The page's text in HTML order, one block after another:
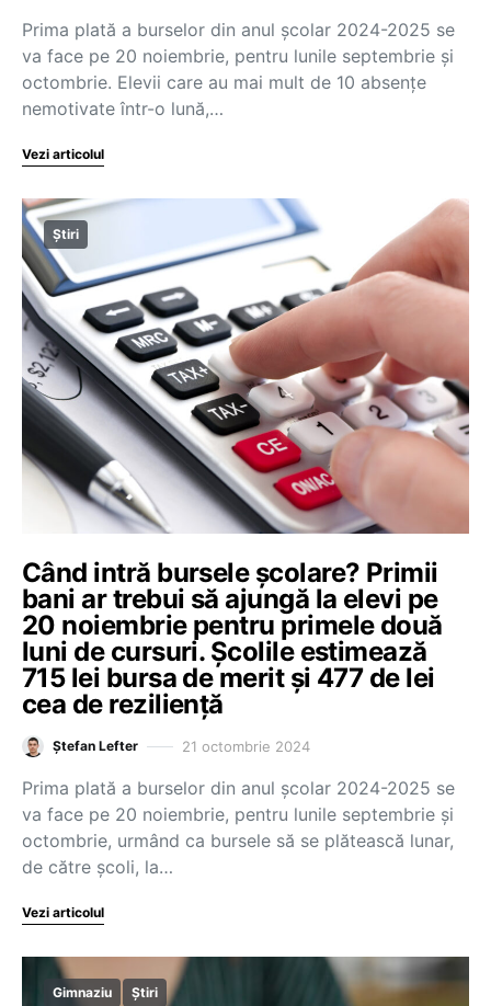
Prima plată a burselor din anul școlar 2024-2025 se
va face pe 20 noiembrie, pentru lunile septembrie și
octombrie. Elevii care au mai mult de 10 absențe
nemotivate într-o lună,…
Vezi articolul
Știri
Când intră bursele școlare? Primii
bani ar trebui să ajungă la elevi pe
20 noiembrie pentru primele două
luni de cursuri. Școlile estimează
715 lei bursa de merit și 477 de lei
cea de reziliență
Ștefan Lefter 21 octombrie 2024
Prima plată a burselor din anul școlar 2024-2025 se
va face pe 20 noiembrie, pentru lunile septembrie și
octombrie, urmând ca bursele să se plătească lunar,
de către școli, la…
Vezi articolul
Gimnaziu Știri